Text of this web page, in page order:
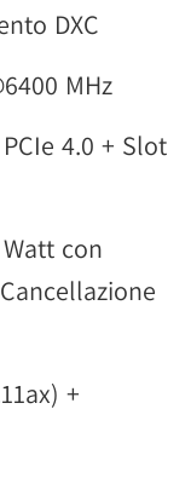
DXC
MHz
4.0 + Slot
con
+